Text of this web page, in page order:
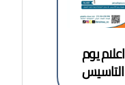
اعلام يوم
التاسيس